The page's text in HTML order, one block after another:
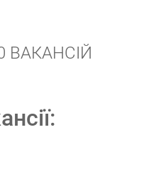
ВАКАНСІЙ